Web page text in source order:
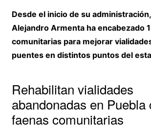
Desde el inicio de su
Alejandro Armenta ha encabezado
comunitarias para mejorar
puentes en distintos puntos del
Rehabilitan vialidades
abandonadas en Puebla
faenas comunitarias